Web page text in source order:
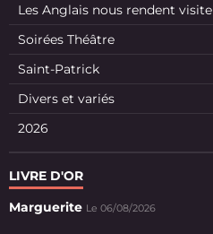
Les Anglais nous rendent visite
Soirées Théâtre
Saint-Patrick
Divers et variés
2026
LIVRE D'OR
Marguerite Le 06/08/2026